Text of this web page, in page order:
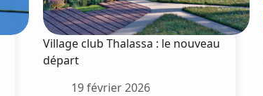
Village club Thalassa : le nouveau
départ
19 février 2026